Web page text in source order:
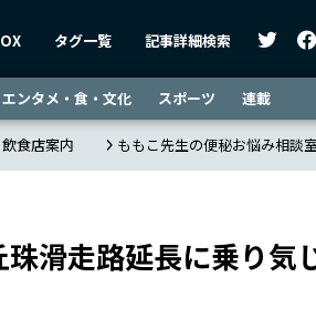
タグ一覧 記事詳細検索
エンタメ・食・文化 スポーツ 連載
食店案内 ももこ先生の便秘お悩み相談
滑走路延長に乗り気